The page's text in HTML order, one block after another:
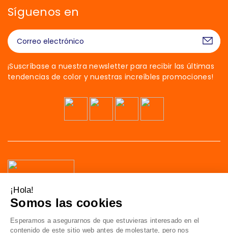
Síguenos en
¡Suscríbase a nuestra newsletter para recibir las últimas
tendencias de color y nuestras increíbles promociones!
41 av. de l’agent Sarre
Francia
Somos las cookies
estuvieras interesado en el contenido de
este sitio web antes de molestarte, pero nos encantaría ser tus